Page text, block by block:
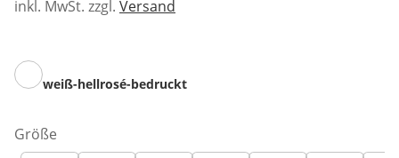
inkl. MwSt. zzgl. Versand
weiß-hellrosé-bedruckt
Größe